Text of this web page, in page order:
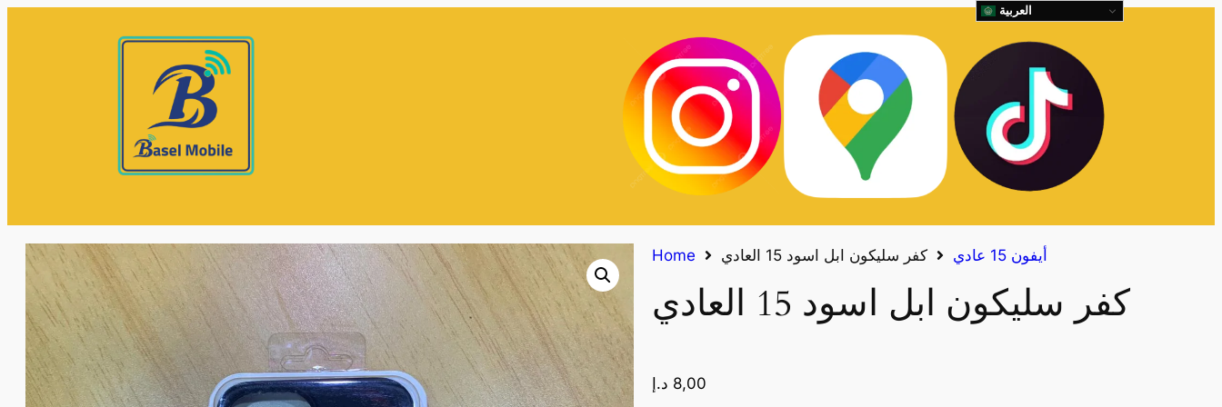
Home أيفون 15 عادي كفر سليكون ابل اسود 15 العادي
كفر سليكون ابل اسود 15 العادي
8,00 د.إ
العربية